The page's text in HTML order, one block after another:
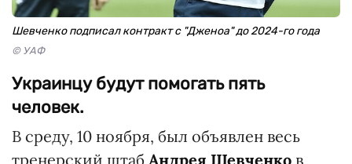
Шевченко подписал контракт с "Дженоа" до 2024-го года
© УАФ
Украинцу будут помогать пять
человек.
В среду, 10 ноября, был объявлен весь
тренерский штаб Андрея Шевченко в